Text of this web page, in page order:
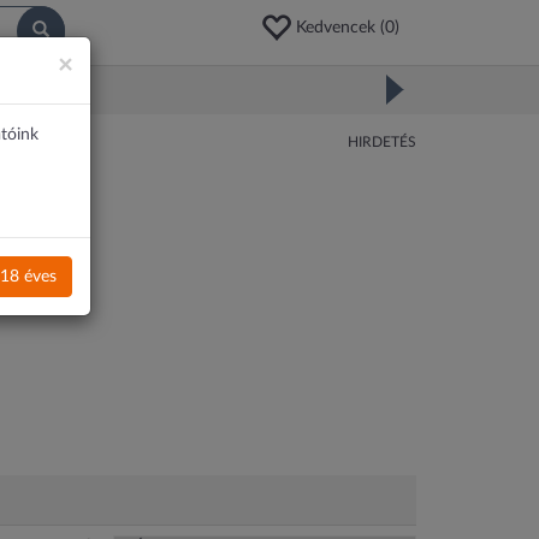
Kedvencek (0)
HIRDETÉS
×
éves